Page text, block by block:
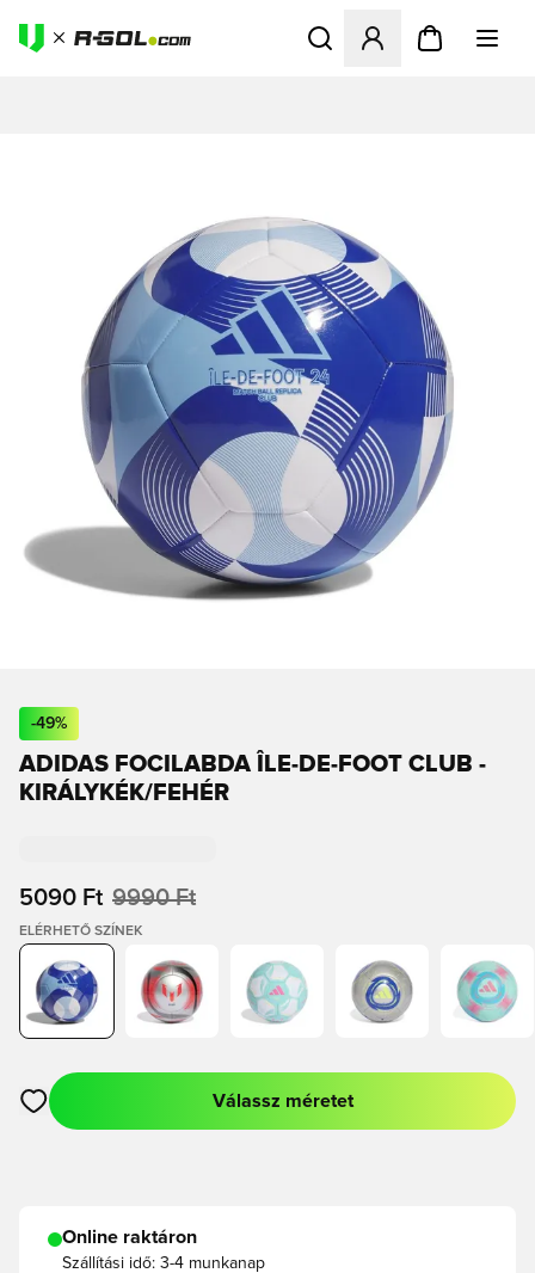
Megnyit egy modált a
-49%
ADIDAS FOCILABDA ÎLE-DE-FOOT CLUB -
KIRÁLYKÉK/FEHÉR
5090 Ft 9990 Ft
ELÉRHETŐ SZÍNEK
Megnyit egy modált a bejelentkezéshez vagy a tagként való
Válassz méretet
Online raktáron
Szállítási idő: 3-4 munkanap